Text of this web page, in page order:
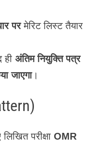
परमेरिट लिस्ट तैयार
ही अंतिम नियुक्ति पत्र
जाएगा।
परीक्षा OMR